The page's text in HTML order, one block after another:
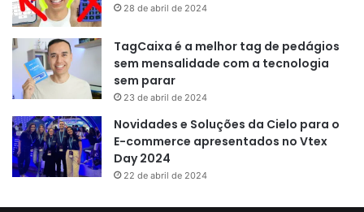
28 de abril de 2024
TagCaixa é a melhor tag de pedágios
sem mensalidade com a tecnologia
sem parar
23 de abril de 2024
Novidades e Soluções da Cielo para o
E-commerce apresentados no Vtex
Day 2024
22 de abril de 2024